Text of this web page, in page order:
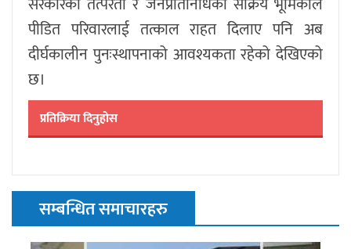
पीडित परिवारलाई तत्काल राहत दिलाए पनि अब
दीर्घकालीन पुनःस्थापनाको आवश्यकता रहेको देखिएको
छ।
प्रतिक्रिया दिनुहोस
सम्बन्धित समाचारहरु